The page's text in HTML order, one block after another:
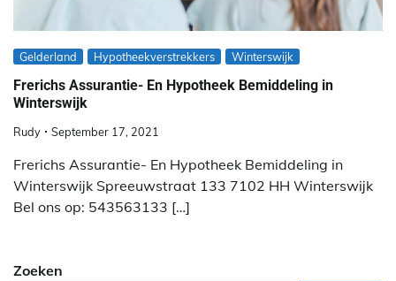
Gelderland Hypotheekverstrekkers Winterswijk
Frerichs Assurantie- En Hypotheek Bemiddeling in
Winterswijk
Rudy September 17, 2021
Frerichs Assurantie- En Hypotheek Bemiddeling in
Winterswijk Spreeuwstraat 133 7102 HH Winterswijk
Bel ons op: 543563133 […]
Zoeken